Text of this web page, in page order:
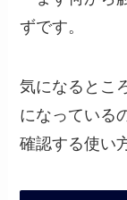
ずです。
気になるとこ
になっている
確認する使い